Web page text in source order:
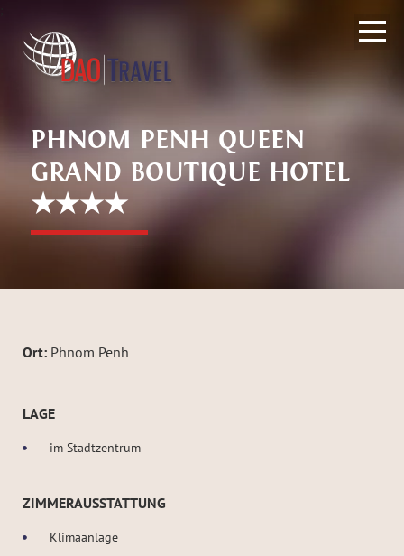
PHNOM PENH QUEEN
GRAND BOUTIQUE HOTEL
★★★★
Ort: Phnom Penh
LAGE
im Stadtzentrum
ZIMMERAUSSTATTUNG
Klimaanlage